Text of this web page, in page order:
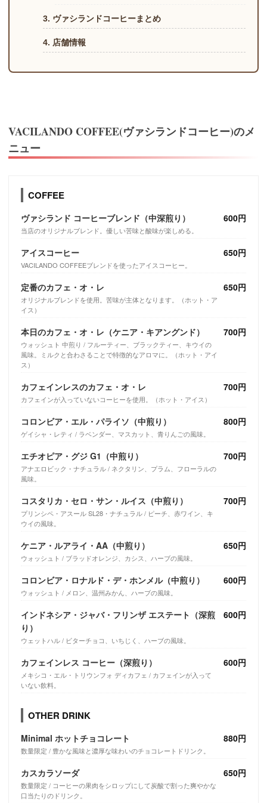
3. ヴァシランドコーヒーまとめ
4. 店舗情報
VACILANDO COFFEE(ヴァシランドコーヒー)のメ
ニュー
COFFEE
ヴァシランド コーヒーブレンド（中深煎り）
当店のオリジナルブレンド。優しい苦味と酸味が楽しめる。
600円
アイスコーヒー
VACILANDO COFFEEブレンドを使ったアイスコーヒー。
650円
定番のカフェ・オ・レ
オリジナルブレンドを使用。苦味が主体となります。（ホット・ア
イス）
650円
本日のカフェ・オ・レ（ケニア・キアングンド）
ウォッシュト 中煎り / フルーティー、ブラックティー、キウイの
風味。ミルクと合わさることで特徴的なアロマに。（ホット・アイ
ス）
700円
カフェインレスのカフェ・オ・レ
カフェインが入っていないコーヒーを使用。（ホット・アイス）
700円
コロンビア・エル・パライソ（中煎り）
ゲイシャ・レティ / ラベンダー、マスカット、青りんごの風味。
800円
エチオピア・グジ G1（中煎り）
アナエロビック・ナチュラル / ネクタリン、プラム、フローラルの
風味。
700円
コスタリカ・セロ・サン・ルイス（中煎り）
プリンシペ・アスール SL28・ナチュラル / ピーチ、赤ワイン、キ
ウイの風味。
700円
ケニア・ルアライ・AA（中煎り）
ウォッシュト / ブラッドオレンジ、カシス、ハーブの風味。
650円
コロンビア・ロナルド・デ・ホンメル（中煎り）
ウォッシュト / メロン、温州みかん、ハーブの風味。
600円
インドネシア・ジャバ・フリンザ エステート（深煎
り）
ウェットハル / ビターチョコ、いちじく、ハーブの風味。
600円
カフェインレス コーヒー（深煎り）
メキシコ・エル・トリウンフォ ディカフェ / カフェインが入って
いない飲料。
600円
OTHER DRINK
Minimal ホットチョコレート
数量限定 / 豊かな風味と濃厚な味わいのチョコレートドリンク。
880円
カスカラソーダ
数量限定 / コーヒーの果肉をシロップにして炭酸で割った爽やかな
口当たりのドリンク。
650円